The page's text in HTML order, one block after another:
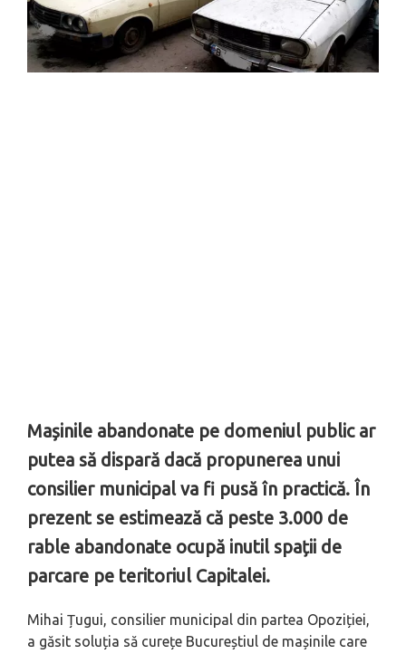
Mașinile abandonate pe domeniul public ar
putea să dispară dacă propunerea unui
consilier municipal va fi pusă în practică. În
prezent se estimează că peste 3.000 de
rable abandonate ocupă inutil spații de
parcare pe teritoriul Capitalei.
Mihai Țugui, consilier municipal din partea Opoziției,
a găsit soluția să curețe Bucureștiul de mașinile care